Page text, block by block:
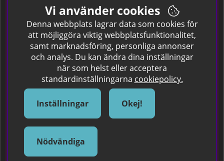
Hitta färgkoden på bilen.
Företagskund
Om oss
Om Spraycan
IKEA Färger
Sök Säkerhetsdatablad
Samarbete / Dyhrs Garage
Vi använder cookies
Denna webbplats lagrar data som cookies för
att möjliggöra viktig webbplatsfunktionalitet,
samt marknadsföring, personliga annonser
och analys. Du kan ändra dina inställningar
när som helst eller acceptera
standardinställningarna cookiepolicy.
Inställningar Okej!
Nödvändiga